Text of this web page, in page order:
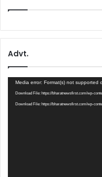
Advt.
Video
Player
Media error: Format(s) not supported
Download File: https://bharatnewsfirst.com/wp-
Download File: https://bharatnewsfirst.com/wp-